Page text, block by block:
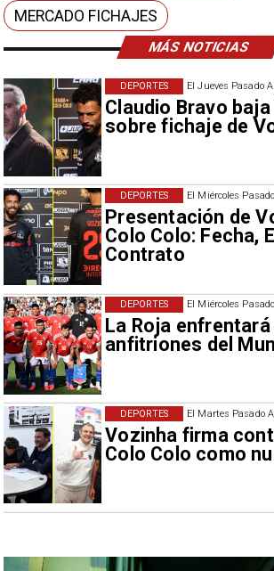
MÁS NOTICIAS
El Jueves Pasado
Claudio Bravo
sobre fichaje de
DEPORTES
El Miércoles
Presentación de
Colo Colo: Fecha,
Contrato
DEPORTES
El Miércoles
La Roja
anfitriones del
DEPORTES
El Martes Pasado
Vozinha firma
Colo Colo como
DEPORTES
MERCADO FICHAJES